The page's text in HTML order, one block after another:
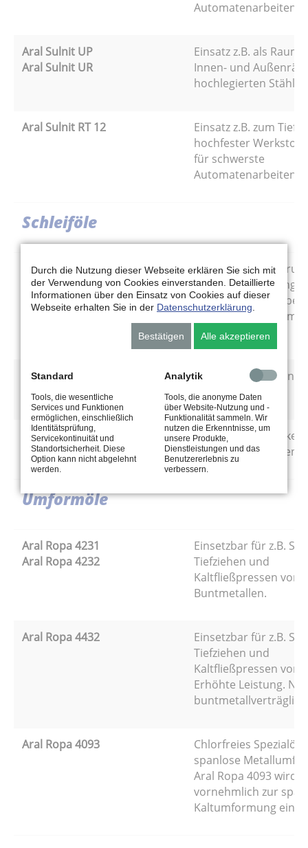
Automatenarbeiten.
Aral Sulnit UP
Aral Sulnit UR
Einsatz z.B. als
Innen- und
hochlegierten
Aral Sulnit RT 12
Einsatz z.B. zum
hochfester
für schwerste
Automatenarbeiten.
Schleiföle
Aral Sulnit CC 5
Schleiföl auf HC-
Basis,
Sulnit CC 5 ist ein
Produkt zum
Schleifen.
Aral Sulnit UN
Schleiföl für den
Einsatz.
Aral Sulnit UN-X
für den universellen
Umformöle
Aral Ropa 4231
Aral Ropa 4232
Einsetzbar für z.B.
Tiefziehen und
Kaltfließpressen von
Buntmetallen.
Aral Ropa 4432
Einsetzbar für z.B.
Tiefziehen und
Kaltfließpressen von
Erhöhte Leistung.
Aral Ropa 4093
Chlorfreies Spezialöl
spanlose
Aral Ropa 4093 wird
vornehmlich zur
Kaltumformung
Durch die Nutzung dieser Webseite erklären Sie sich mit
der Verwendung von Cookies einverstanden. Detaillierte
Informationen über den Einsatz von Cookies auf dieser
Webseite erhalten Sie in der Datenschutzerklärung
Bestätigen Alle akzeptieren
Standard
Tools, die wesentliche
Services und Funktionen
ermöglichen, einschließlich
Identitätsprüfung,
Servicekontinuität und
Standortsicherheit. Diese
Option kann nicht abgelehnt
werden.
Analytik
Tools, die anonyme Daten
über Website-Nutzung und -
Funktionalität sammeln. Wir
nutzen die Erkenntnisse, um
unsere Produkte,
Dienstleistungen und das
Benutzererlebnis zu
verbessern.